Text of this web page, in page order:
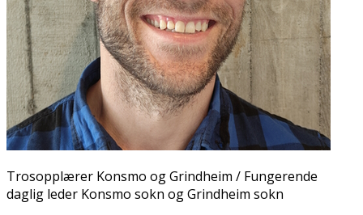
Trosopplærer Konsmo og Grindheim / Fungerende
daglig leder Konsmo sokn og Grindheim sokn